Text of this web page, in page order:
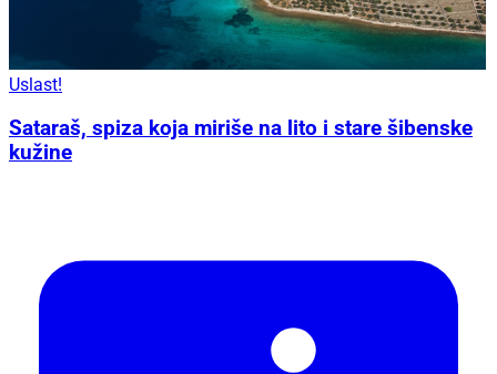
Uslast!
Sataraš, spiza koja miriše na lito i stare šibenske
kužine